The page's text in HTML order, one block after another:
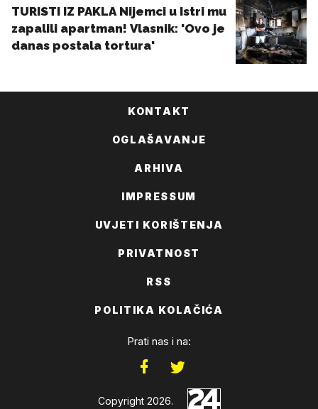
KONTAKT
OGLAŠAVANJE
ARHIVA
IMPRESSUM
UVJETI KORIŠTENJA
PRIVATNOST
RSS
POLITIKA KOLAČIĆA
Prati nas i na:
Copyright 2026.